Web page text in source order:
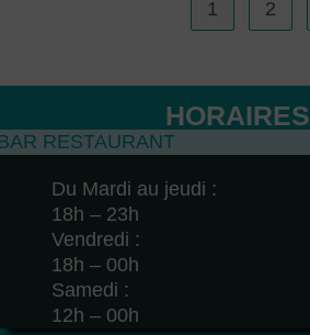
1 2
HORAIRES
RESTAURANT
Du Mardi au jeudi :
18h – 23h
Vendredi :
18h – 00h
Samedi :
12h – 00h